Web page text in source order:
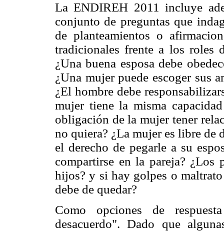
La ENDIREH 2011 incluye
conjunto de preguntas que
de planteamientos o
tradicionales frente a los roles
¿Una buena esposa debe
¿Una mujer puede escoger sus
¿El hombre debe
mujer tiene la misma
obligación de la mujer tener
no quiera? ¿La mujer es libre de
el derecho de pegarle a su
compartirse en la pareja? ¿Los
hijos? y si hay golpes o
debe de quedar?
Como opciones de
desacuerdo". Dado que